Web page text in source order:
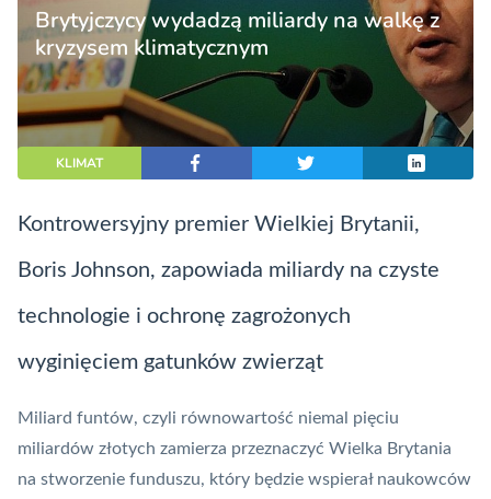
Brytyjczycy wydadzą miliardy na walkę z
kryzysem klimatycznym
KLIMAT
Kontrowersyjny premier Wielkiej Brytanii,
Boris Johnson, zapowiada miliardy na czyste
technologie i ochronę zagrożonych
wyginięciem gatunków zwierząt
Miliard funtów, czyli równowartość niemal pięciu
miliardów złotych zamierza przeznaczyć Wielka Brytania
na stworzenie funduszu, który będzie wspierał naukowców